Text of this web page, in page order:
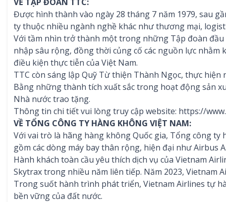
Được hình thành vào ngày 28 tháng 7 năm 1979, sau
ty thuộc nhiều ngành nghề khác như thương mại,
Với tầm nhìn trở thành một trong những Tập đoàn
nhập sâu rộng, đồng thời củng cố các nguồn lực
điều kiện thực tiễn của Việt Nam.
TTC còn sáng lập Quỹ Từ thiện Thành Ngọc, thực
Bằng những thành tích xuất sắc trong hoạt động sản
Nhà nước trao tặng.
Thông tin chi tiết vui lòng truy cập website: https://
VỀ TỔNG CÔNG TY HÀNG KHÔNG VIỆT NAM:
Với vai trò là hãng hàng không Quốc gia, Tổng công
gồm các dòng máy bay thân rộng, hiện đại như Airbus
Hành khách toàn cầu yêu thích dịch vụ của Vietnam
Skytrax trong nhiều năm liên tiếp. Năm 2023, Vietnam
Trong suốt hành trình phát triển, Vietnam Airlines tự
bền vững của đất nước.